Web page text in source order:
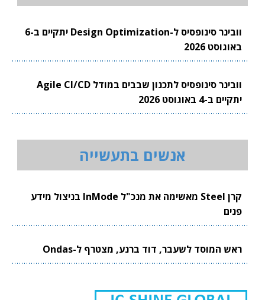
וובינר סינופסיס ל-Design Optimization יתקיים ב-6
באוגוסט 2026
וובינר סינופסיס לתכנון שבבים במודל Agile CI/CD
יתקיים ב-4 באוגוסט 2026
אנשים בתעשייה
קרן Steel מאשימה את מנכ"ל InMode בניצול מידע
פנים
ראש המוסד לשעבר, דוד ברנע, מצטרף ל-Ondas